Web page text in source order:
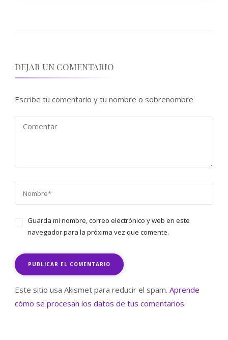
DEJAR UN COMENTARIO
Escribe tu comentario y tu nombre o sobrenombre
Guarda mi nombre, correo electrónico y web en este
navegador para la próxima vez que comente.
Este sitio usa Akismet para reducir el spam. Aprende
cómo se procesan los datos de tus comentarios.